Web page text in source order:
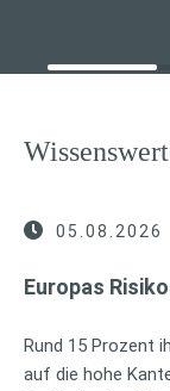
05.08.2026
Europas
Rund 15 Prozent
auf die hohe